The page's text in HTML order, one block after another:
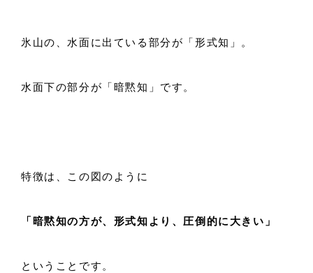
氷山の、水面に出ている部分が「形式知」。
水面下の部分が「暗黙知」です。
特徴は、この図のように
「暗黙知の方が、形式知より、圧倒的に大きい」
ということです。